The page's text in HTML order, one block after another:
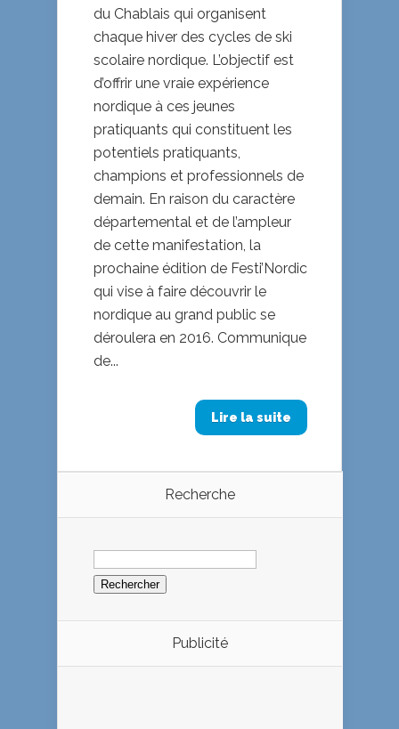
du Chablais qui organisent
chaque hiver des cycles de ski
scolaire nordique. L’objectif est
d’offrir une vraie expérience
nordique à ces jeunes
pratiquants qui constituent les
potentiels pratiquants,
champions et professionnels de
demain. En raison du caractère
départemental et de l’ampleur
de cette manifestation, la
prochaine édition de Festi’Nordic
qui vise à faire découvrir le
nordique au grand public se
déroulera en 2016. Communique
de...
Lire la suite
Recherche
Rechercher :
Publicité